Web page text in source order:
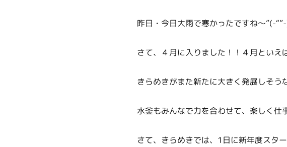
昨日・今日大雨で寒かったですね～”(-
さて、４月に入りました！！４月といえ
きらめきがまた新たに大きく発展しそう
水釜もみんなで力を合わせて、楽しく仕
さて、きらめきでは、1日に新年度スタ